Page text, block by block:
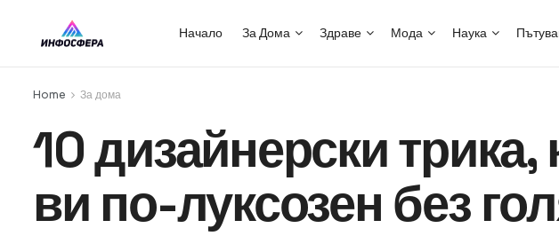
Начало За Дома Здраве Мода Наука
Home За дома
10 дизайнерски
ви по-луксозен без